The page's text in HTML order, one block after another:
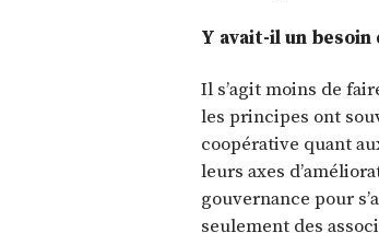
Y avait-il un
Il s’agit moins de
les principes ont
coopérative quant
leurs axes
gouvernance pour
seulement des